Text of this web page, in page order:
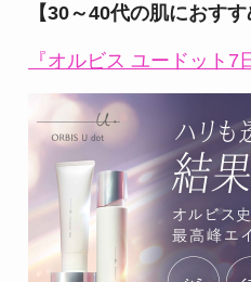
【30～40代の肌におすす
『オルビス ユードット7